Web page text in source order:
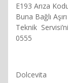
E193 Arıza
Buna Bağlı
Teknik
0555
Dolcevita